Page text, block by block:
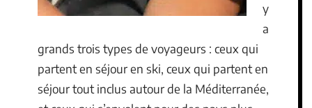
y
a
grands trois types de voyageurs : ceux qui
partent en séjour en ski, ceux qui partent en
séjour tout inclus autour de la Méditerranée,